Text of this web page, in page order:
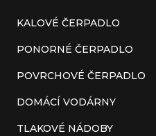
KALOVÉ ČERPADLO
PONORNÉ ČERPADLO
POVRCHOVÉ ČERPADLO
DOMÁCÍ VODÁRNY
TLAKOVÉ NÁDOBY